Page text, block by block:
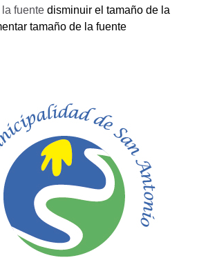
fuente disminuir el tamaño de la
tamaño de la fuente